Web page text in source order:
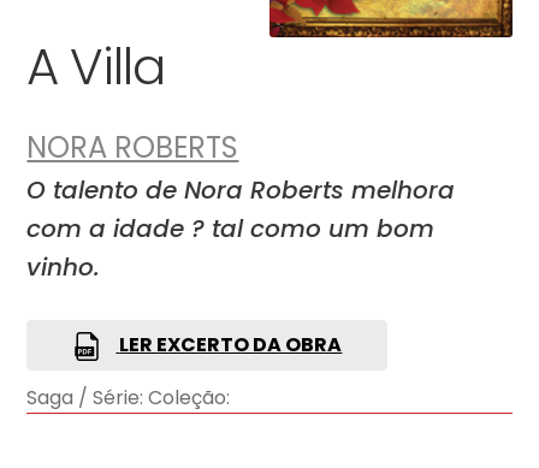
A Villa
NORA ROBERTS
O talento de Nora Roberts melhora
com a idade ? tal como um bom
vinho.
LER EXCERTO DA OBRA
Saga / Série: Coleção: